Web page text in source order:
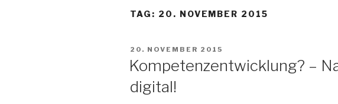
TAG: 20. NOVEMBER 2015
VERÖFFENTLICHT
20. NOVEMBER 2015
Kompetenzentwicklung? –
digital!